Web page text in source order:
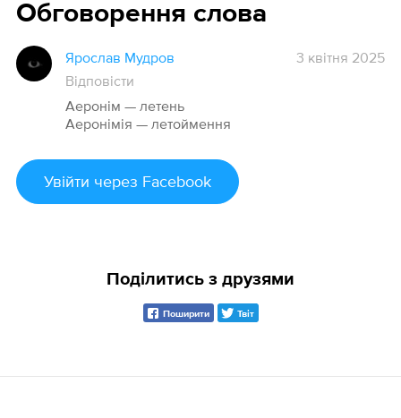
Обговорення слова
Ярослав Мудров
3 квітня 2025
Відповісти
Аеронім — летень
Аеронімія — летоймення
Увійти через Facebook
Поділитись з друзями
Поширити Твіт